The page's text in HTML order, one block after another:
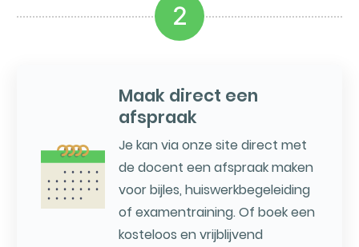
2
Maak direct een
afspraak
Je kan via onze site direct met
de docent een afspraak maken
voor bijles, huiswerkbegeleiding
of examentraining. Of boek een
kosteloos en vrijblijvend